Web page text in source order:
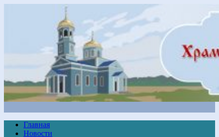
Главная
Новости